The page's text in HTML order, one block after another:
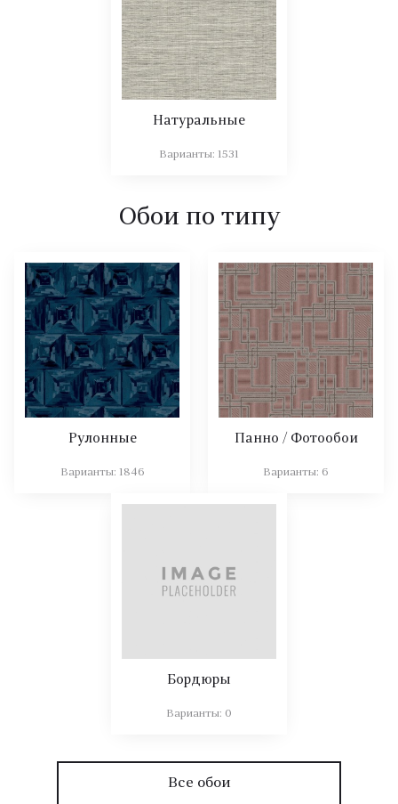
Натуральные
Варианты: 1531
Обои по типу
Рулонные
Варианты: 1846
Панно / Фотообои
Варианты: 6
Бордюры
Варианты: 0
Все обои